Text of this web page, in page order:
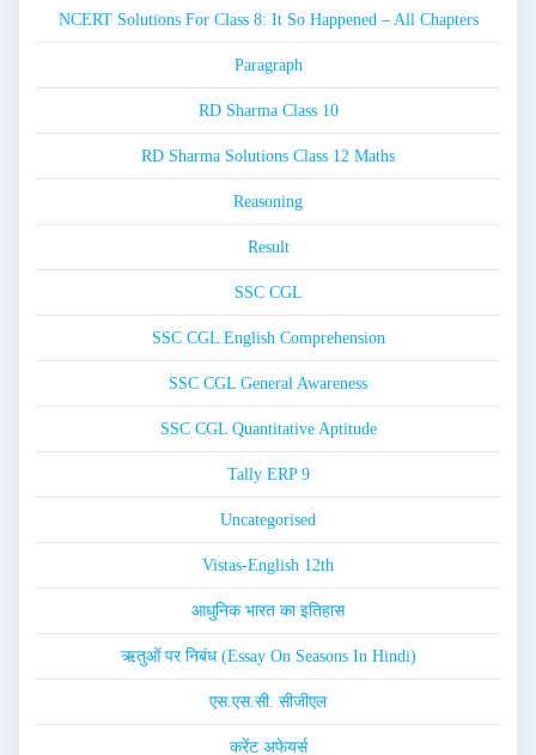
NCERT Solutions For Class 8: It So Happened – All Chapters
Paragraph
RD Sharma Class 10
RD Sharma Solutions Class 12 Maths
Reasoning
Result
SSC CGL
SSC CGL English Comprehension
SSC CGL General Awareness
SSC CGL Quantitative Aptitude
Tally ERP 9
Uncategorised
Vistas-English 12th
आधुनिक भारत का इतिहास
ऋतुओं पर निबंध (Essay On Seasons In Hindi)
एस.एस.सी. सीजीएल
करेंट अफेयर्स